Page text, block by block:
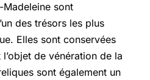
sont
des trésors les plus
Elles sont conservées
de vénération de la
sont également un